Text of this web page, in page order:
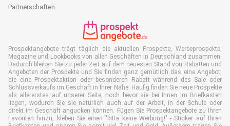
Partnerschaften
Prospektangebote trägt täglich die aktuellen Prospekte, Werbeprospekte,
Magazine und Lookbooks von allen Geschäften in Deutschland zusammen.
Dadurch bleiben Sie zu jeder Zeit auf dem neuesten Stand von Rabatten und
Angeboten der Prospekte und Sie finden ganz gemütlich das eine Angebot,
die eine Prospektaktion oder besonderen Rabatt während des Sale oder
Schlussverkaufs im Geschäft in Ihrer Nähe. Häufig finden Sie neue Prospekte
als allererstes auf unserer Seite, noch bevor sie bei Ihnen im Briefkasten
liegen, wodurch Sie sie natürlich auch auf der Arbeit, in der Schule oder
direkt im Geschäft angucken können. Fügen Sie Prospektangebote zu Ihren
Favoriten hinzu, kleben Sie einen "bitte keine Werbung!" - Sticker auf Ihren